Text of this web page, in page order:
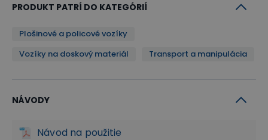
PRODUKT PATRÍ DO KATEGÓRIÍ
Plošinové a policové vozíky
Vozíky na doskový materiál
Transport a manipulácia
NÁVODY
Návod na použitie